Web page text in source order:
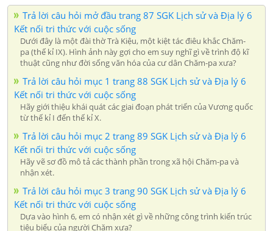
Trả lời câu hỏi mở đầu trang 87 SGK Lịch sử và Địa lý 6
Kết nối tri thức với cuộc sống
Dưới đây là một đài thờ Trà Kiệu, một kiệt tác điêu khắc Chăm-
pa (thế kỉ IX). Hình ảnh này gợi cho em suy nghĩ gì về trình độ kĩ
thuật cũng như đời sống văn hóa của cư dân Chăm-pa xưa?
Trả lời câu hỏi mục 1 trang 88 SGK Lịch sử và Địa lý 6
Kết nối tri thức với cuộc sống
Hãy giới thiệu khái quát các giai đoạn phát triển của Vương quốc
từ thế kỉ I đến thế kỉ X.
Trả lời câu hỏi mục 2 trang 89 SGK Lịch sử và Địa lý 6
Kết nối tri thức với cuộc sống
Hãy vẽ sơ đồ mô tả các thành phần trong xã hội Chăm-pa và
nhận xét.
Trả lời câu hỏi mục 3 trang 90 SGK Lịch sử và Địa lý 6
Kết nối tri thức với cuộc sống
Dựa vào hình 6, em có nhận xét gì về những công trình kiến trúc
tiêu biểu của người Chăm xưa?